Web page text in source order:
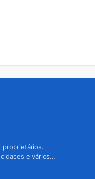
proprietários.
e vários